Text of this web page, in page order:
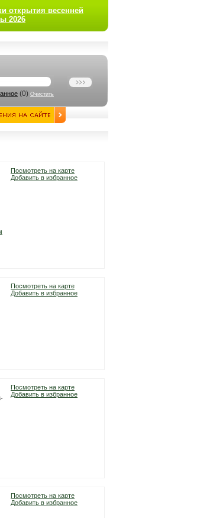
открытия весенней
2026
(0) Очистить
Посмотреть на карте
Добавить в избранное
Посмотреть на карте
Добавить в избранное
Посмотреть на карте
Добавить в избранное
Посмотреть на карте
Добавить в избранное